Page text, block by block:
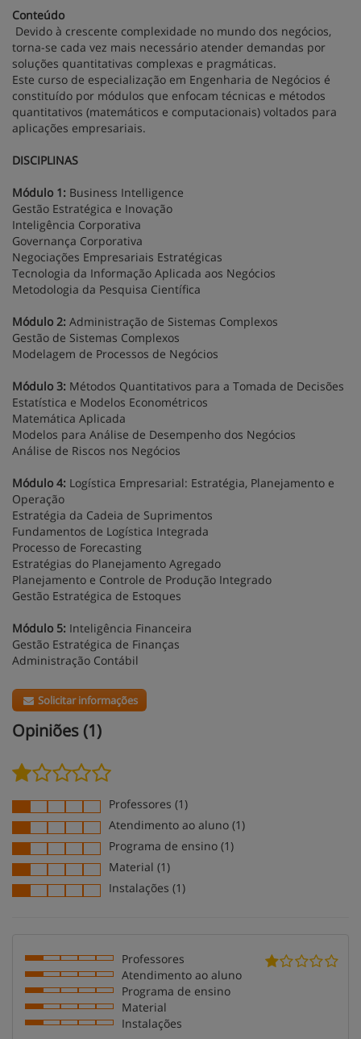
Conteúdo
Devido à crescente complexidade no mundo dos negócios,
torna-se cada vez mais necessário atender demandas por
soluções quantitativas complexas e pragmáticas.
Este curso de especialização em Engenharia de Negócios é
constituído por módulos que enfocam técnicas e métodos
quantitativos (matemáticos e computacionais) voltados para
aplicações empresariais.
DISCIPLINAS
Módulo 1: Business Intelligence
Gestão Estratégica e Inovação
Inteligência Corporativa
Governança Corporativa
Negociações Empresariais Estratégicas
Tecnologia da Informação Aplicada aos Negócios
Metodologia da Pesquisa Científica
Módulo 2: Administração de Sistemas Complexos
Gestão de Sistemas Complexos
Modelagem de Processos de Negócios
Módulo 3: Métodos Quantitativos para a Tomada de Decisões
Estatística e Modelos Econométricos
Matemática Aplicada
Modelos para Análise de Desempenho dos Negócios
Análise de Riscos nos Negócios
Módulo 4: Logística Empresarial: Estratégia, Planejamento e
Operação
Estratégia da Cadeia de Suprimentos
Fundamentos de Logística Integrada
Processo de Forecasting
Estratégias do Planejamento Agregado
Planejamento e Controle de Produção Integrado
Gestão Estratégica de Estoques
Módulo 5: Inteligência Financeira
Gestão Estratégica de Finanças
Administração Contábil
Solicitar informações
Opiniões (1)
Professores (1)
Atendimento ao aluno (1)
Programa de ensino (1)
Material (1)
Instalações (1)
Professores
Atendimento ao aluno
Programa de ensino
Material
Instalações